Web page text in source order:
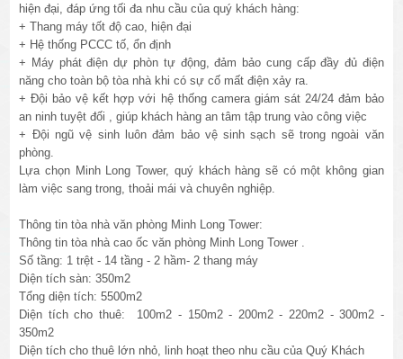
hiện đại, đáp ứng tối đa nhu cầu của quý khách hàng:
+ Thang máy tốt độ cao, hiện đại
+ Hệ thống PCCC tố, ổn định
+ Máy phát điện dự phòn tự động, đảm bảo cung cấp đầy đủ điện
năng cho toàn bộ tòa nhà khi có sự cố mất điện xảy ra.
+ Đội bảo vệ kết hợp với hệ thống camera giám sát 24/24 đảm bảo
an ninh tuyệt đối , giúp khách hàng an tâm tập trung vào công việc
+ Đội ngũ vệ sinh luôn đảm bảo vệ sinh sạch sẽ trong ngoài văn
phòng.
Lựa chọn Minh Long Tower, quý khách hàng sẽ có một không gian
làm việc sang trong, thoải mái và chuyên nghiệp.
Thông tin tòa nhà văn phòng Minh Long Tower:
Thông tin tòa nhà cao ốc văn phòng Minh Long Tower .
Số tầng: 1 trệt - 14 tầng - 2 hầm- 2 thang máy
Diện tích sàn: 350m2
Tổng diện tích: 5500m2
Diện tích cho thuê: 100m2 - 150m2 - 200m2 - 220m2 - 300m2 -
350m2
Diện tích cho thuê lớn nhỏ, linh hoạt theo nhu cầu của Quý Khách